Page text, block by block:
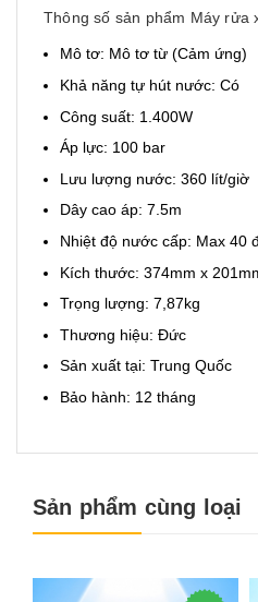
Thông số sản phẩm Máy rửa
Mô tơ: Mô tơ từ (Cảm ứng)
Khả năng tự hút nước: Có
Công suất: 1.400W
Áp lực: 100 bar
Lưu lượng nước: 360 lít/giờ
Dây cao áp: 7.5m
Nhiệt độ nước cấp: Max 40
Kích thước: 374mm x
Trọng lượng: 7,87kg
Thương hiệu: Đức
Sản xuất tại: Trung Quốc
Bảo hành: 12 tháng
Sản phẩm cùng loại